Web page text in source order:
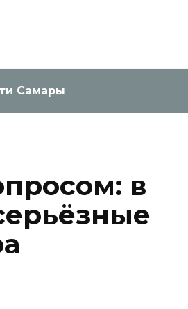
Самары
в